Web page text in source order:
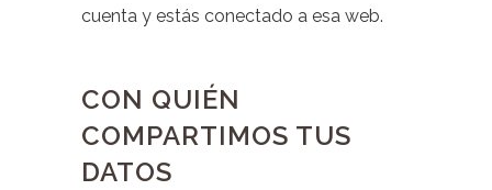
cuenta y estás conectado a esa web.
CON QUIÉN
COMPARTIMOS TUS
DATOS